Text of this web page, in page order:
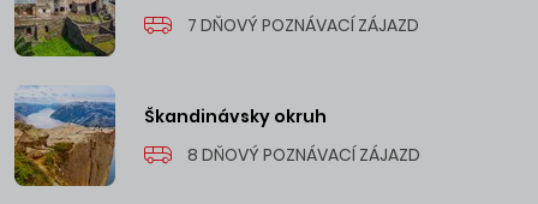
7 DŇOVÝ POZNÁVACÍ ZÁJAZD
Škandinávsky okruh
8 DŇOVÝ POZNÁVACÍ ZÁJAZD